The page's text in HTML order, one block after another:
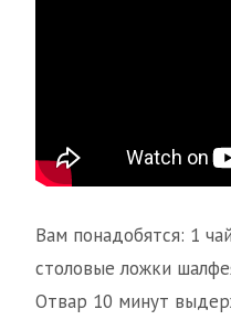
Вам понадобятся: 1
столовые ложки
Отвар 10 минут